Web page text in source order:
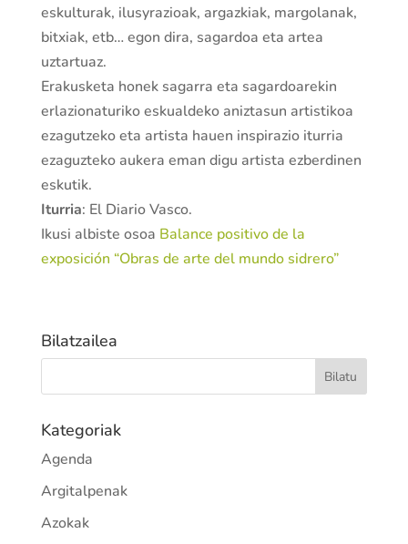
eskulturak, ilusyrazioak, argazkiak, margolanak,
bitxiak, etb… egon dira, sagardoa eta artea
uztartuaz.
Erakusketa honek sagarra eta sagardoarekin
erlazionaturiko eskualdeko aniztasun artistikoa
ezagutzeko eta artista hauen inspirazio iturria
ezaguzteko aukera eman digu artista ezberdinen
eskutik.
Iturria: El Diario Vasco.
Ikusi albiste osoa Balance positivo de la
exposición “Obras de arte del mundo sidrero”
Bilatzailea
Kategoriak
Agenda
Argitalpenak
Azokak